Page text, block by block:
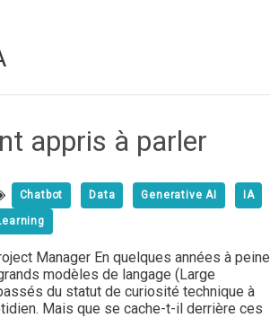
appris à parler
Chatbot Data Generative AI IA
Manager En quelques années à peine
modèles de langage (Large
du statut de curiosité technique à
Mais que se cache-t-il derrière ces